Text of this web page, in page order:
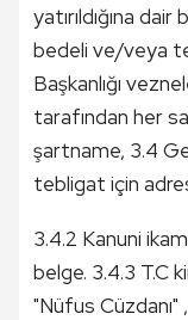
yatırıldığına
bedeli ve/veya
Başkanlığı
tarafından her
şartname, 3.4
tebligat için
3.4.2 Kanuni
belge. 3.4.3 T.C
"Nüfus